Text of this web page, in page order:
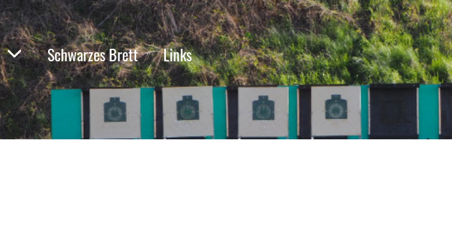
Schwarzes Brett Links